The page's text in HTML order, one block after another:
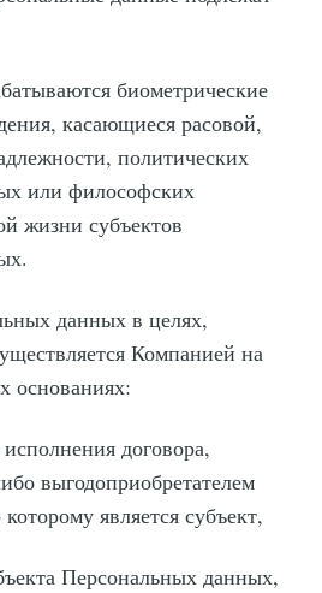
биометрические
касающиеся расовой,
политических
или философских
жизни субъектов
данных в целях,
Компанией на
основаниях:
договора,
выгодоприобретателем
является субъект,
Персональных данных,